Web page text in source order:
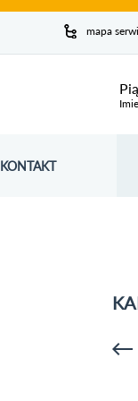
mapa
KONTAKT